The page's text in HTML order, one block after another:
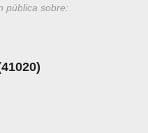
pública sobre: